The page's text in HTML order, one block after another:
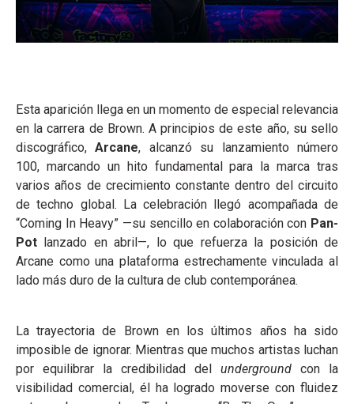
Esta aparición llega en un momento de especial relevancia
en la carrera de Brown. A principios de este año, su sello
discográfico,Arcane, alcanzó su lanzamiento número
100, marcando un hito fundamental para la marca tras
varios años de crecimiento constante dentro del circuito
de techno global. La celebración llegó acompañada de
“Coming In Heavy” —su sencillo en colaboración con Pan-
Pot lanzado en abril—, lo que refuerza la posición de
Arcane como una plataforma estrechamente vinculada al
lado más duro de la cultura de club contemporánea.
La trayectoria de Brown en los últimos años ha sido
imposible de ignorar. Mientras que muchos artistas luchan
por equilibrar la credibilidad del underground con la
visibilidad comercial, él ha logrado moverse con fluidez